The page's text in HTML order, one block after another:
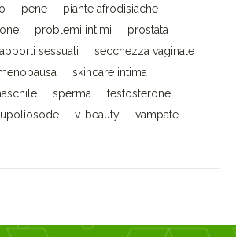
pene
piante afrodisiache
problemi intimi
prostata
sessuali
secchezza vaginale
skincare intima
sperma
testosterone
v-beauty
vampate